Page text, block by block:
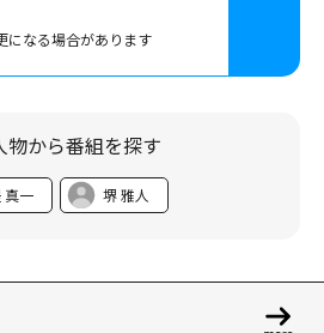
になる場合があります
物から番組を探す
真一 堺 雅人